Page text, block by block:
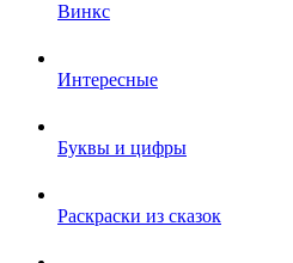
Винкс
Интересные
Буквы и цифры
Раскраски из сказок